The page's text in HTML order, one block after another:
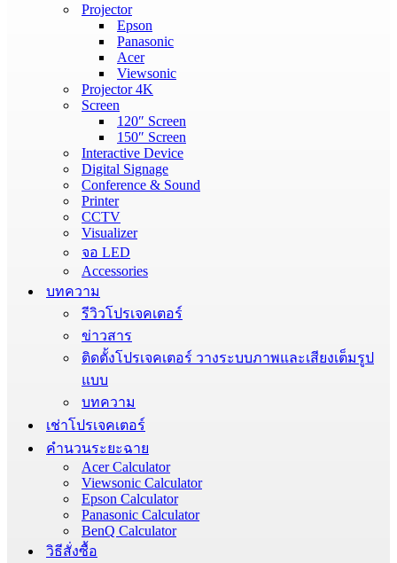
Projector
Epson
Panasonic
Acer
Viewsonic
Projector 4K
Screen
120″ Screen
150″ Screen
Interactive Device
Digital Signage
Conference & Sound
Printer
CCTV
Visualizer
จอ LED
Accessories
บทความ
รีวิวโปรเจคเตอร์
ข่าวสาร
ติดตั้งโปรเจคเตอร์ วางระบบภาพและเสียงเต็มรูป
แบบ
บทความ
เช่าโปรเจคเตอร์
คำนวนระยะฉาย
Acer Calculator
Viewsonic Calculator
Epson Calculator
Panasonic Calculator
BenQ Calculator
วิธีสั่งซื้อ